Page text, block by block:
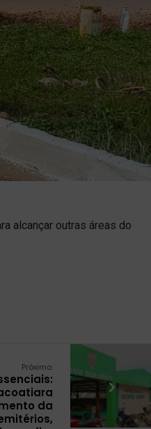
alcançar outras áreas do
Próximo:
da